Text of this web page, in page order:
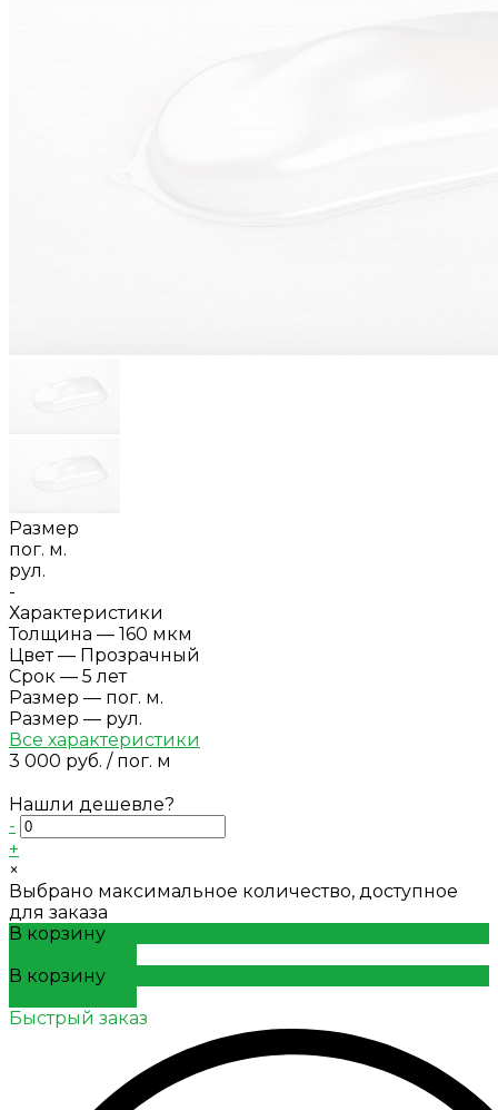
Размер
пог. м.
рул.
-
Характеристики
Толщина — 160 мкм
Цвет — Прозрачный
Срок — 5 лет
Размер — пог. м.
Размер — рул.
Все характеристики
3 000 руб. / пог. м
Нашли дешевле?
-
+
×
Выбрано максимальное количество, доступное
для заказа
В корзину
В корзину
Быстрый заказ